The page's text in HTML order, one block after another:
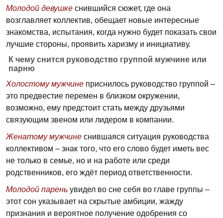
Молодой девушке снившийся сюжет, где она
возглавляет коллектив, обещает новые интересные
знакомства, испытания, когда нужно будет показать свои
лучшие стороны, проявить харизму и инициативу.
К чему снится руководство группой мужчине или
парню
Холостому мужчине приснилось руководство группой –
это предвестие перемен в близком окружении,
возможно, ему предстоит стать между друзьями
связующим звеном или лидером в компании.
Женатому мужчине снившаяся ситуация руководства
коллективом – знак того, что его слово будет иметь вес
не только в семье, но и на работе или среди
родственников, его ждёт период ответственности.
Молодой парень увидел во сне себя во главе группы –
этот сон указывает на скрытые амбиции, жажду
признания и вероятное получение одобрения со